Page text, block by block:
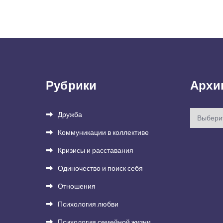
Рубрики
Дружба
Коммуникации в коллективе
Кризисы и расставания
Одиночество и поиск себя
Отношения
Психология любви
Архивы